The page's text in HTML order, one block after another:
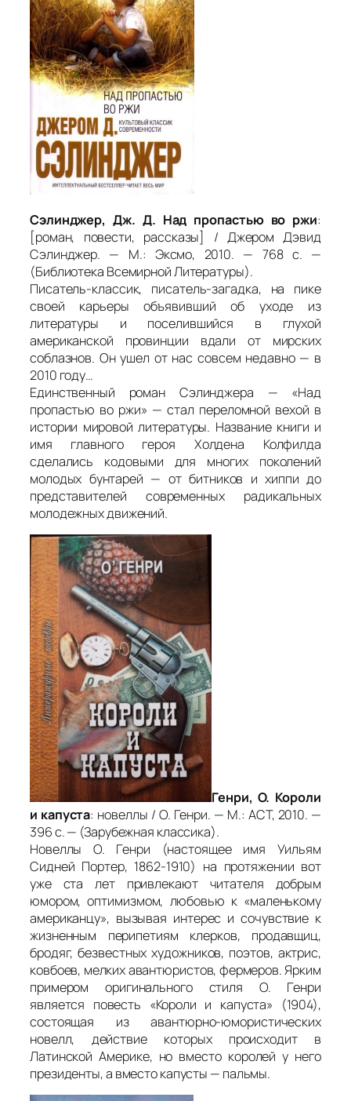
Сэлинджер, Дж. Д. Над пропастью во ржи:
[роман, повести, рассказы] / Джером Дэвид
Сэлинджер. — М.: Эксмо, 2010. — 768 с. —
(Библиотека Всемирной Литературы).
Писатель-классик, писатель-загадка, на пике
своей карьеры объявивший об уходе из
литературы и поселившийся в глухой
американской провинции вдали от мирских
соблазнов. Он ушел от нас совсем недавно — в
2010 году…
Единственный роман Сэлинджера — «Над
пропастью во ржи» — стал переломной вехой в
истории мировой литературы. Название книги и
имя главного героя Холдена Колфилда
сделались кодовыми для многих поколений
молодых бунтарей — от битников и хиппи до
представителей современных радикальных
молодежных движений.
Генри, О. Короли
и капуста: новеллы / О. Генри. — М.: АСТ, 2010. —
396 с. — (Зарубежная классика).
Новеллы О. Генри (настоящее имя Уильям
Сидней Портер, 1862-1910) на протяжении вот
уже ста лет привлекают читателя добрым
юмором, оптимизмом, любовью к «маленькому
американцу», вызывая интерес и сочувствие к
жизненным перипетиям клерков, продавщиц,
бродяг, безвестных художников, поэтов, актрис,
ковбоев, мелких авантюристов, фермеров. Ярким
примером оригинального стиля О. Генри
является повесть «Короли и капуста» (1904),
состоящая из авантюрно-юмористических
новелл, действие которых происходит в
Латинской Америке, но вместо королей у него
президенты, а вместо капусты — пальмы.